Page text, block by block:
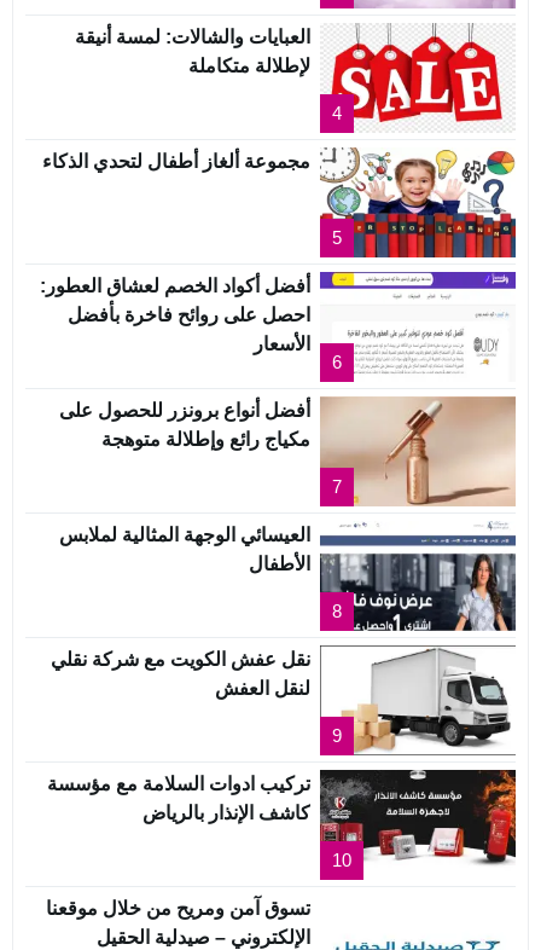
4
العبايات والشالات: لمسة أنيقة
لإطلالة متكاملة
5
مجموعة ألغاز أطفال لتحدي الذكاء
6
أفضل أكواد الخصم لعشاق العطور:
احصل على روائح فاخرة بأفضل
الأسعار
7
أفضل أنواع برونزر للحصول على
مكياج رائع وإطلالة متوهجة
8
العيسائي الوجهة المثالية لملابس
الأطفال
9
نقل عفش الكويت مع شركة نقلي
لنقل العفش
10
تركيب ادوات السلامة مع مؤسسة
كاشف الإنذار بالرياض
تسوق آمن ومريح من خلال موقعنا
الإلكتروني – صيدلية الحقيل